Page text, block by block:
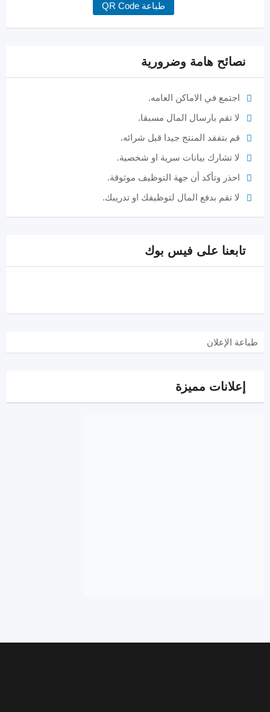
طباعة QR Code
نصائح هامة وضرورية
اجتمع في الاماكن العامه.
لا تقم بارسال المال مسبقا.
قم بتفقد المنتج جيدا قبل شرائه.
لا تشارك بيانات سرية او شخصية.
احذر وتأكد أن جهة التوظيف موثوقة.
لا تقم بدفع المال لتوظيفك او تدريبك.
تابعنا على فيس بوك
طباعة الإعلان
إعلانات مميزة